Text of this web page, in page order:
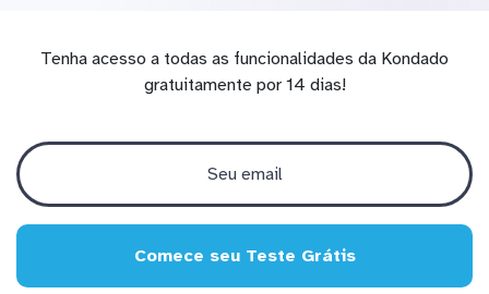
Tenha acesso a todas as funcionalidades da Kondado
gratuitamente por 14 dias!
Comece seu Teste Grátis